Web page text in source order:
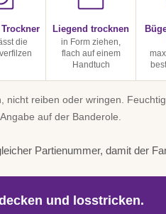
die
Liegend trocknen
in Form ziehen,
flach auf einem
Handtuch
nicht reiben oder wringen.
auf der Banderole.
Partienummer, damit der
und losstricken.